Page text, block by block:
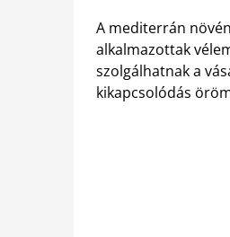
A mediterrán
alkalmazottak
szolgálhatnak a
kikapcsolódás